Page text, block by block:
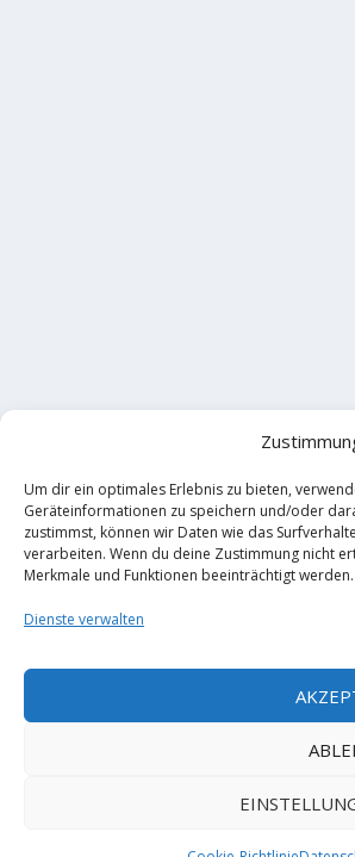
Um dir ein optimales Erlebnis zu bieten,
Geräteinformationen zu speichern und/oder
zustimmst, können wir Daten wie das
verarbeiten. Wenn du deine Zustimmung nicht
Merkmale und Funktionen beeinträchtigt werden.
Dienste verwalten